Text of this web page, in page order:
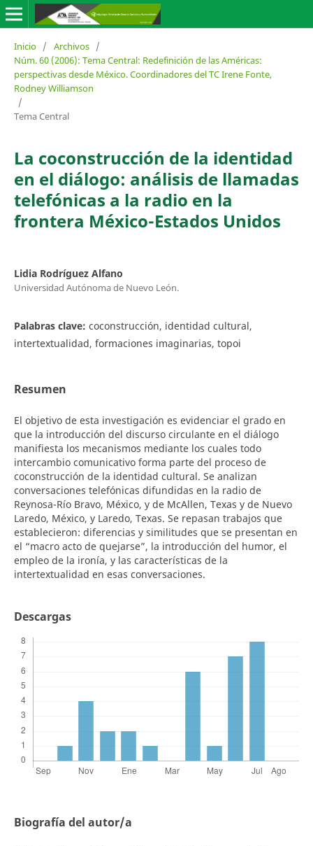
Inicio / Archivos /
Núm. 60 (2006): Tema Central: Redefinición de las Américas:
perspectivas desde México. Coordinadores del TC Irene Fonte,
Rodney Williamson
/
Tema Central
La coconstrucción de la identidad
en el diálogo: análisis de llamadas
telefónicas a la radio en la
frontera México-Estados Unidos
Lidia Rodríguez Alfano
Universidad Autónoma de Nuevo León.
Palabras clave: coconstrucción, identidad cultural,
intertextualidad, formaciones imaginarias, topoi
Resumen
El objetivo de esta investigación es evidenciar el grado en
que la introducción del discurso circulante en el diálogo
manifiesta los mecanismos mediante los cuales todo
intercambio comunicativo forma parte del proceso de
coconstrucción de la identidad cultural. Se analizan
conversaciones telefónicas difundidas en la radio de
Reynosa-Río Bravo, México, y de McAllen, Texas y de Nuevo
Laredo, México, y Laredo, Texas. Se repasan trabajos que
establecieron: diferencias y similitudes que se presentan en
el “macro acto de quejarse”, la introducción del humor, el
empleo de la ironía, y las características de la
intertextualidad en esas conversaciones.
Descargas
Biografía del autor/a